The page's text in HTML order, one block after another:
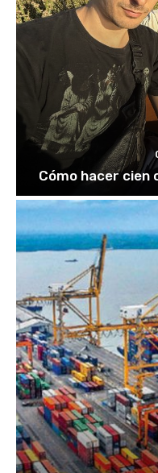
Cómo hacer cien